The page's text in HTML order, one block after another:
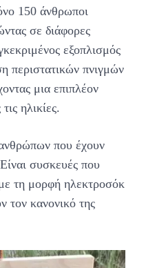
150 άνθρωποι
σε διάφορες
εξοπλισμός
περιστατικών πνιγμών
μια επιπλέον
ηλικίες.
που έχουν
συσκευές που
τη μορφή ηλεκτροσόκ
τον κανονικό της